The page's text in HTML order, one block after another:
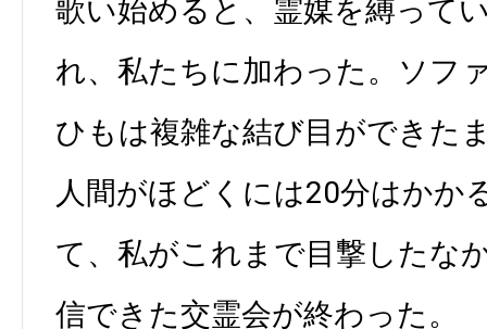
歌い始めると、霊媒を縛って
れ、私たちに加わった。ソフ
ひもは複雑な結び目ができた
人間がほどくには20分はかか
て、私がこれまで目撃したな
信できた交霊会が終わった。